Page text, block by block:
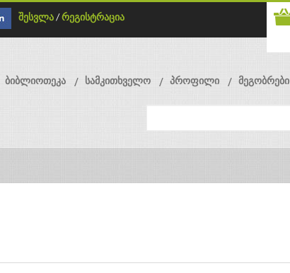
შესვლა / რეგისტრაცია
ბიბლიოთეკა სამკითხველო პროფილი მეგობრები